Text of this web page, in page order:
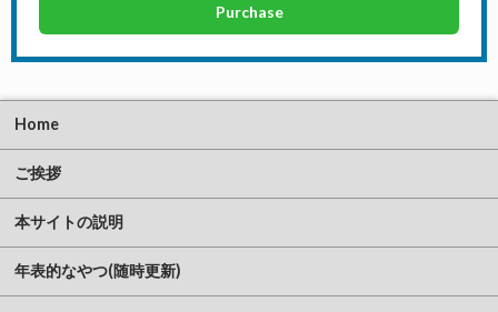
Purchase
Home
ご挨拶
本サイトの説明
年表的なやつ(随時更新)